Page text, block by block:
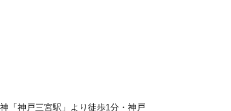
「神戸三宮駅」より徒歩1分・神戸